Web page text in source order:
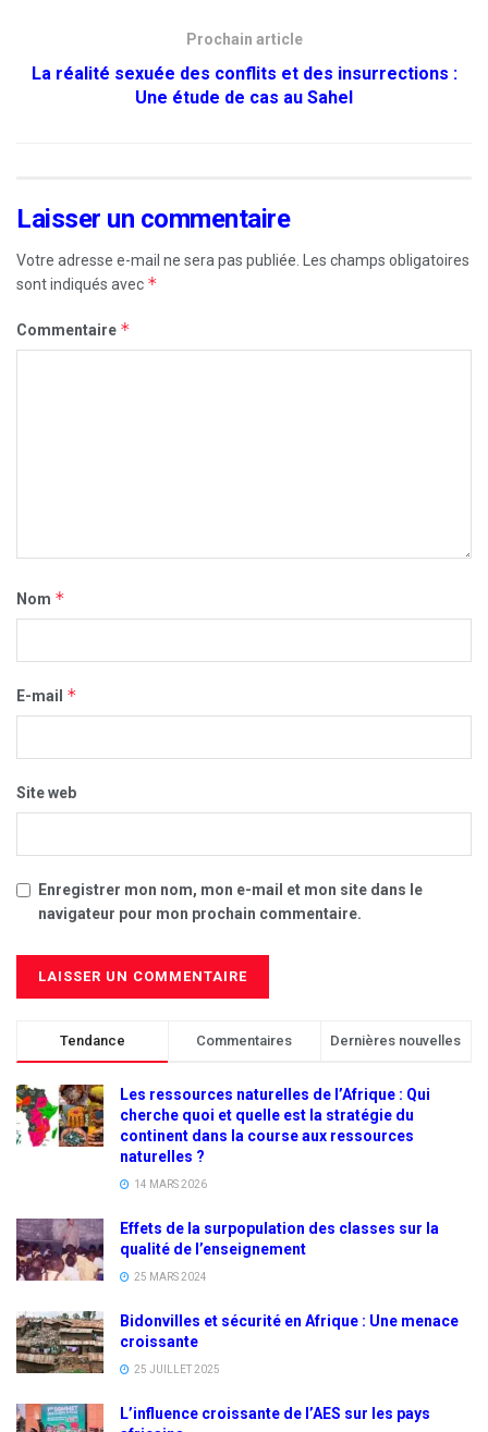
Prochain article
La réalité sexuée des conflits et des insurrections :
Une étude de cas au Sahel
Laisser un commentaire
Votre adresse e-mail ne sera pas publiée.
Les champs obligatoires
sont indiqués avec *
Commentaire *
Nom *
E-mail *
Site web
Enregistrer mon nom, mon e-mail et mon site dans le
navigateur pour mon prochain commentaire.
Tendance Commentaires Dernières nouvelles
Les ressources naturelles de l’Afrique : Qui
cherche quoi et quelle est la stratégie du
continent dans la course aux ressources
naturelles ?
14 MARS 2026
Effets de la surpopulation des classes sur la
qualité de l’enseignement
25 MARS 2024
Bidonvilles et sécurité en Afrique : Une menace
croissante
25 JUILLET 2025
L’influence croissante de l’AES sur les pays